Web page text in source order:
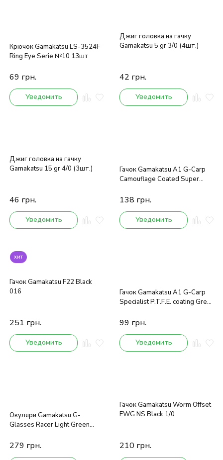
Крючок Gamakatsu LS-3524F
Ring Eye Serie №10 13шт
69 грн.
Уведомить
Джиг головка на гачку
Gamakatsu 5 gr 3/0 (4шт.)
42 грн.
Уведомить
Джиг головка на гачку
Gamakatsu 15 gr 4/0 (3шт.)
46 грн.
Уведомить
Гачок Gamakatsu A1 G-Carp
Camouflage Coated Super
138 грн.
Уведомить
хит
Гачок Gamakatsu F22 Black
016
251 грн.
Уведомить
Гачок Gamakatsu A1 G-Carp
Specialist P.T.F.E. coating Grey
99 грн.
Уведомить
Окуляри Gamakatsu G-
Glasses Racer Light Green
279 грн.
Гачок Gamakatsu Worm Offset
EWG NS Black 1/0
210 грн.